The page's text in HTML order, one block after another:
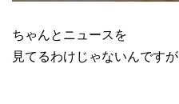
ちゃんとニュースを
見てるわけじゃないんですが